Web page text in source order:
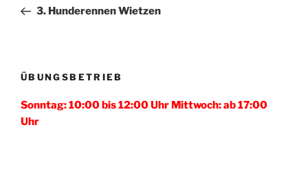
Beitrag
3. Hunderennen Wietzen
ÜBUNGSBETRIEB
Sonntag: 10:00 bis 12:00 Uhr Mittwoch: ab 17:00
Uhr